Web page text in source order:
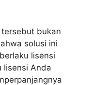
bukan
solusi ini
lisensi
lisensi Anda